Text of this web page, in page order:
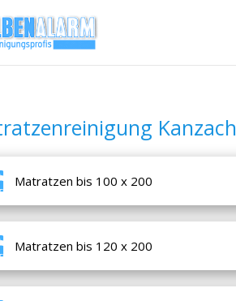
Kanzach
Matratzen bis 100 x 200
Matratzen bis 120 x 200